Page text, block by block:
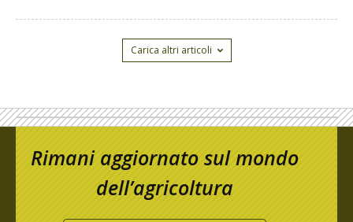
Carica altri articoli
Rimani aggiornato sul mondo
dell’agricoltura